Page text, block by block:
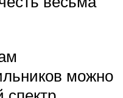
можно